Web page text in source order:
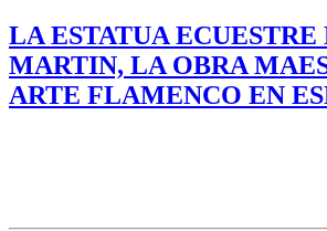
LA ESTATUA ECUESTRE
MARTIN, LA OBRA
ARTE FLAMENCO EN